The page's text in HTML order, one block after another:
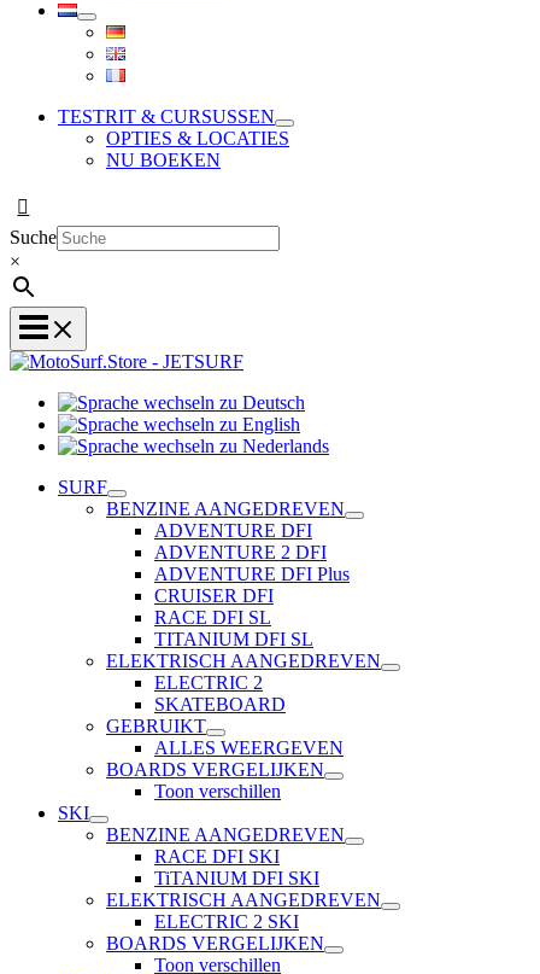
TESTRIT & CURSUSSEN
OPTIES & LOCATIES
NU BOEKEN
Suche
×
zu
wechseln
Sprache
Nederlands
SURF
BENZINE AANGEDREVEN
ADVENTURE DFI
ADVENTURE 2 DFI
ADVENTURE DFI Plus
CRUISER DFI
RACE DFI SL
TITANIUM DFI SL
ELEKTRISCH AANGEDREVEN
ELECTRIC 2
SKATEBOARD
GEBRUIKT
ALLES WEERGEVEN
BOARDS VERGELIJKEN
Toon verschillen
SKI
BENZINE AANGEDREVEN
RACE DFI SKI
TiTANIUM DFI SKI
ELEKTRISCH AANGEDREVEN
ELECTRIC 2 SKI
BOARDS VERGELIJKEN
Toon verschillen